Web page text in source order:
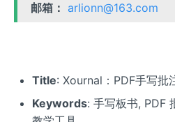
邮箱： arlionn@163.com
Title: Xournal：PDF手写批
Keywords: 手写板书, PDF